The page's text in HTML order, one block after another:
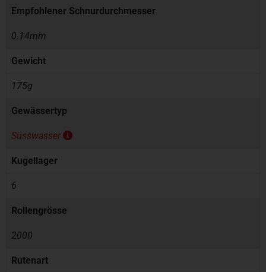
Empfohlener Schnurdurchmesser
0.14mm
Gewicht
175g
Gewässertyp
Süsswasser
Kugellager
6
Rollengrösse
2000
Rutenart